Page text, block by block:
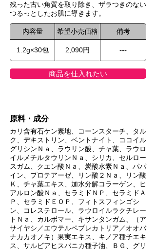
残った古い角質を取り除き、ザラつきのない
つるっとしたお肌に導きます。
内容量 希望小売価格 備考
1.2g×30包 2,090円 ---
商品を仕入れたい
原料・成分
カリ含有石ケン素地、コーンスターチ、タル
ク、デキストリン、ベントナイト、ココイル
グリシンＮａ、ラウリン酸、チャ葉、ラウロ
イルメチルタウリンＮａ、シリカ、セルロー
スガム、クエン酸Ｎａ、炭酸水素Ｎａ、パパ
イン、プロテアーゼ、リン酸２Ｎａ、リン酸
Ｋ、チャ葉エキス、加水分解コラーゲン、ヒ
アルロン酸Ｎａ、セラミドＮＰ、セラミドＡ
Ｐ、セラミドＥＯＰ、フィトスフィンゴシ
ン、コレステロール、ラウロイルラクチレー
トＮａ、カルボマー、キサンタンガム、（ア
サイヤシ／エウテルペプレカトリア／オオバ
ナカカオノキ）果実エキス、キノア種子エキ
ス、サルビアヒスパニカ種子油、ＢＧ、グリ